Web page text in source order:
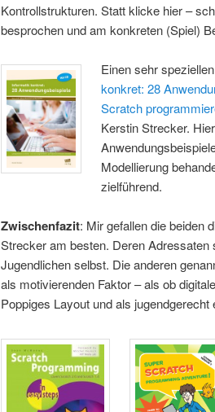
Kontrollstrukturen. Statt klicke hier –
besprochen und am konkreten (Spiel)
Einen sehr
konkret: 28
Scratch
Kerstin Strecker.
Modellierung
zielführend.
Zwischenfazit: Mir gefallen die beiden
Strecker am besten. Deren Adressaten
Jugendlichen selbst. Die anderen
als motivierenden Faktor – als ob
Poppiges Layout und als